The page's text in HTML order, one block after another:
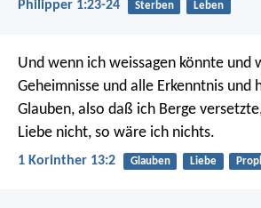
Philipper 1:23-24 Sterben Leben
Und wenn ich weissagen könnte und
Geheimnisse und alle Erkenntnis und
Glauben, also daß ich Berge
Liebe nicht, so wäre ich nichts.
1 Korinther 13:2 Glauben Liebe